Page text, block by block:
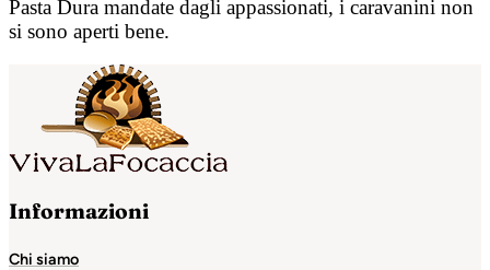
Pasta Dura mandate dagli appassionati, i caravanini non
si sono aperti bene.
Informazioni
Chi siamo